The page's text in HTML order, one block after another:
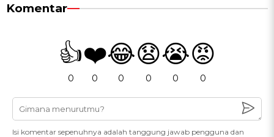
Komentar
👍
0
❤️
0
😂
0
😧
0
😭
0
😡
0
Isi komentar sepenuhnya adalah tanggung jawab pengguna dan